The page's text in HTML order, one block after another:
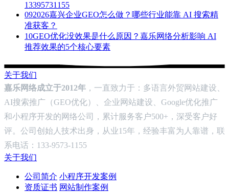
13395731155
092026嘉兴企业GEO怎么做？哪些行业能靠 AI 搜索精
准获客？
10GEO优化没效果是什么原因？嘉乐网络分析影响 AI
推荐效果的5个核心要素
关于我们
嘉乐网络成立于2012年 ，一直致力于：多语言外贸网站建设、
AI搜索推广（GEO优化）、企业网站建设、Google优化推广
和小程序开发的网络公司，累计服务客户500+，深受客户好
评。公司创始人技术出身，从业15年，经验丰富为人靠谱，联
系电话：133-9573-1155
关于我们
公司简介 小程序开发案例
资质证书 网站制作案例